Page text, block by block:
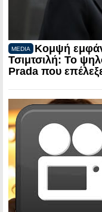
MEDIA
Κομψή
Τσιμτσιλή: Το
Prada που